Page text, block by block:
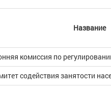
Название
комиссия по
содействия занятости